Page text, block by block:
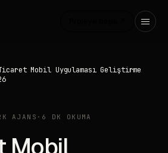
Mobil Uygulaması Geliştirme
AJANS · 6 DK OKUMA